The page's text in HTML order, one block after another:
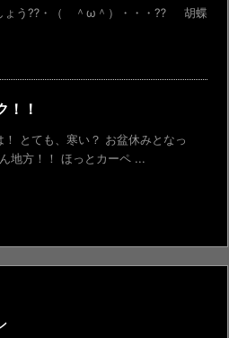
ょう⁇・（ ＾ω＾）・・・⁇ 胡蝶
！！
！ とても、寒い？ お盆休みとなっ
地方！！ ほっとカーペ ...